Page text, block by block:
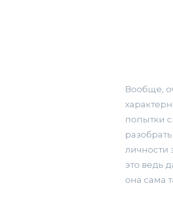
Вообще,
попытки
личности
это ведь
она сама